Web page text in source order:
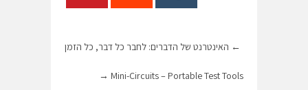
← האינטרנט של הדברים: לחבר כל דבר, כל הזמן
Mini-Circuits – Portable Test Tools
→